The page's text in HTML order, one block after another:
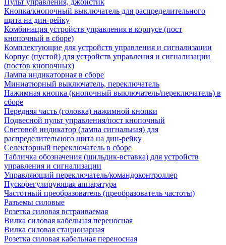
Пульт управления, джойстик
Кнопка/кнопочный выключатель для распределительного
щита на дин-рейку
Комбинация устройств управления в корпусе (пост
кнопочный в сборе)
Комплектующие для устройств управления и сигнализации
Корпус (пустой) для устройств управления и сигнализации
(постов кнопочных)
Лампа индикаторная в сборе
Миниатюрный выключатель, переключатель
Нажимная кнопка (кнопочный выключатель/переключатель) в
сборе
Передняя часть (головка) нажимной кнопки
Подвесной пульт управления/пост кнопочный
Световой индикатор (лампа сигнальная) для
распределительного щита на дин-рейку
Селекторный переключатель в сборе
Табличка обозначения (шильдик-вставка) для устройств
управления и сигнализации
Управляющий переключатель/командоконтроллер
Пускорегулирующая аппаратура
Частотный преобразователь (преобразователь частоты)
Разъемы силовые
Розетка силовая встраиваемая
Вилка силовая кабельная переносная
Вилка силовая стационарная
Розетка силовая кабельная переносная